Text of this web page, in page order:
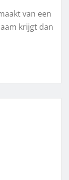
van een
krijgt dan